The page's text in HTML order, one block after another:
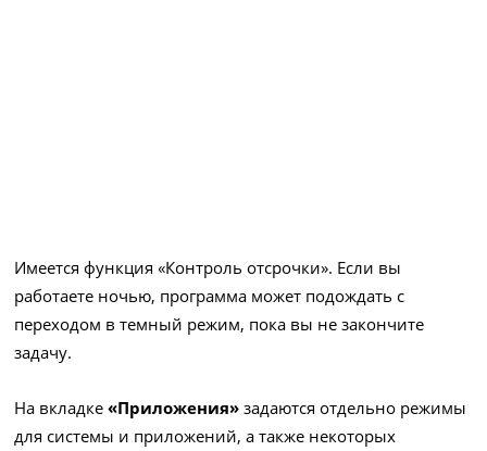
Имеется функция «Контроль отсрочки». Если вы
работаете ночью, программа может подождать с
переходом в темный режим, пока вы не закончите
задачу.
На вкладке«Приложения» задаются отдельно режимы
для системы и приложений, а также некоторых